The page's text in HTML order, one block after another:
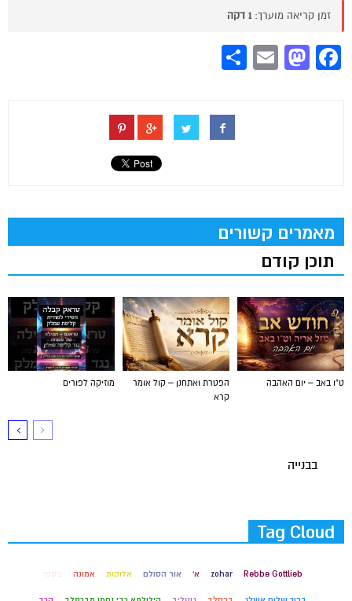
זמן קריאה מוערך: 1 דקה
Facebook
Mastodon
Email
מאמרים קשורים
תוכן קודם
מוזיקה לפורים
הפטרת ואתחנן – קול אומר
קרא
ט"ו באב – יום האהבה
בבנייה
Tag Cloud
Rebbe Gottlieb
zohar א' אור הסולם אלוקות אמונה